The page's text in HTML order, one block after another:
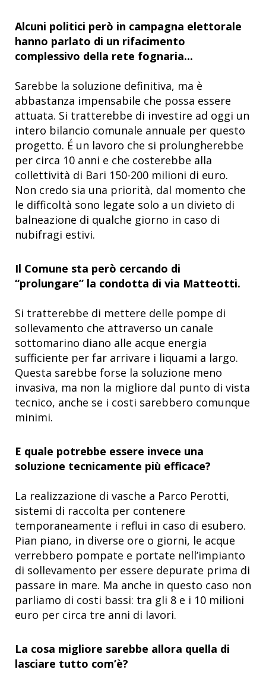
Alcuni politici però in campagna elettorale
hanno parlato di un rifacimento
complessivo della rete fognaria...
Sarebbe la soluzione definitiva, ma è
abbastanza impensabile che possa essere
attuata. Si tratterebbe di investire ad oggi un
intero bilancio comunale annuale per questo
progetto. É un lavoro che si prolungherebbe
per circa 10 anni e che costerebbe alla
collettività di Bari 150-200 milioni di euro.
Non credo sia una priorità, dal momento che
le difficoltà sono legate solo a un divieto di
balneazione di qualche giorno in caso di
nubifragi estivi.
Il Comune sta però cercando di
“prolungare” la condotta di via Matteotti.
Si tratterebbe di mettere delle pompe di
sollevamento che attraverso un canale
sottomarino diano alle acque energia
sufficiente per far arrivare i liquami a largo.
Questa sarebbe forse la soluzione meno
invasiva, ma non la migliore dal punto di vista
tecnico, anche se i costi sarebbero comunque
minimi.
E quale potrebbe essere invece una
soluzione tecnicamente più efficace?
La realizzazione di vasche a Parco Perotti,
sistemi di raccolta per contenere
temporaneamente i reflui in caso di esubero.
Pian piano, in diverse ore o giorni, le acque
verrebbero pompate e portate nell’impianto
di sollevamento per essere depurate prima di
passare in mare. Ma anche in questo caso non
parliamo di costi bassi: tra gli 8 e i 10 milioni
euro per circa tre anni di lavori.
La cosa migliore sarebbe allora quella di
lasciare tutto com’è?